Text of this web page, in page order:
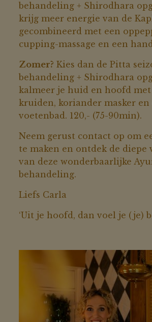
behandeling + Shirodhara
krijg meer energie van de
gecombineerd met een
cupping-massage en een
Zomer? Kies dan de Pitta
behandeling + Shirodhara
kalmeer je huid en hoofd
kruiden, koriander masker en
voetenbad. 120,- (75-90min).
Neem gerust contact op om
te maken en ontdek de diepe
van deze wonderbaarlijke
behandeling.
Liefs Carla
‘Uit je hoofd, dan voel je (je)